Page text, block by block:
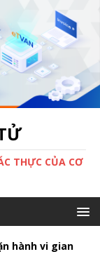
THỰC CỦA CƠ
hành vi gian